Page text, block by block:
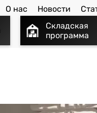
О нас Новости
Складская
программа